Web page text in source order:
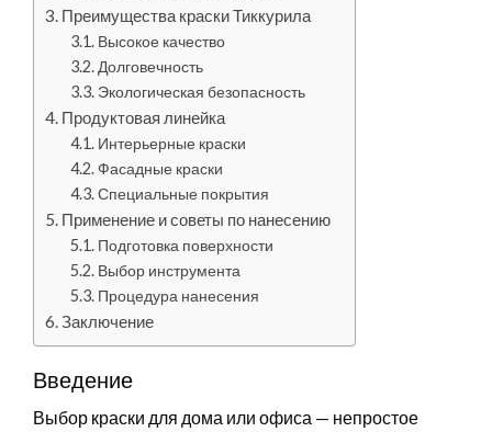
Преимущества краски Тиккурила
Высокое качество
Долговечность
Экологическая безопасность
Продуктовая линейка
Интерьерные краски
Фасадные краски
Специальные покрытия
Применение и советы по нанесению
Подготовка поверхности
Выбор инструмента
Процедура нанесения
Заключение
Введение
Выбор краски для дома или офиса — непростое